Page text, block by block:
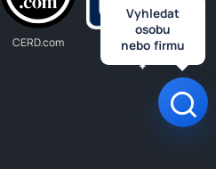
CERD.com Dlužník.cz
Vyhledat
osobu
nebo firmu